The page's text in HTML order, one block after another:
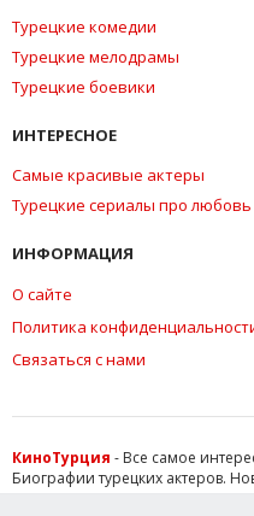
Турецкие комедии
Турецкие мелодрамы
Турецкие боевики
ИНТЕРЕСНОЕ
Самые красивые актеры
Турецкие сериалы про любовь
ИНФОРМАЦИЯ
О сайте
Политика
Связаться с нами
КиноТурция - Все самое
Биографии турецких актеров.